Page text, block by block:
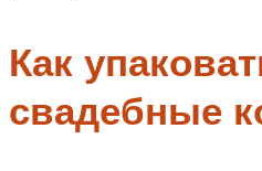
Как
свадебные